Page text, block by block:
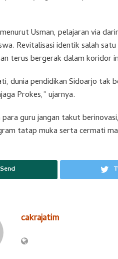
Usman, pelajaran via
Revitalisasi identik salah
terus bergerak dalam koridor
dunia pendidikan Sidoarjo tak
Prokes,” ujarnya.
guru jangan takut
tatap muka serta cermati
Send
cakrajatim